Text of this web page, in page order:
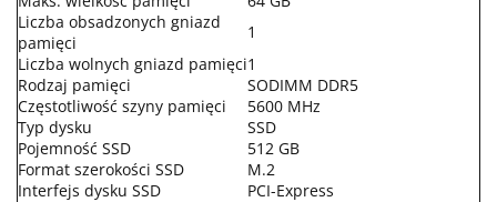
Liczba obsadzonych gniazd
pamięci
1
Liczba wolnych gniazd pamięci1
Rodzaj pamięci
SODIMM DDR5
Częstotliwość szyny pamięci
5600 MHz
Typ dysku
SSD
Pojemność SSD
512 GB
Format szerokości SSD
M.2
Interfejs dysku SSD
PCI-Express